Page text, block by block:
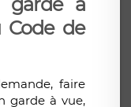
Code de
faire
garde à vue,